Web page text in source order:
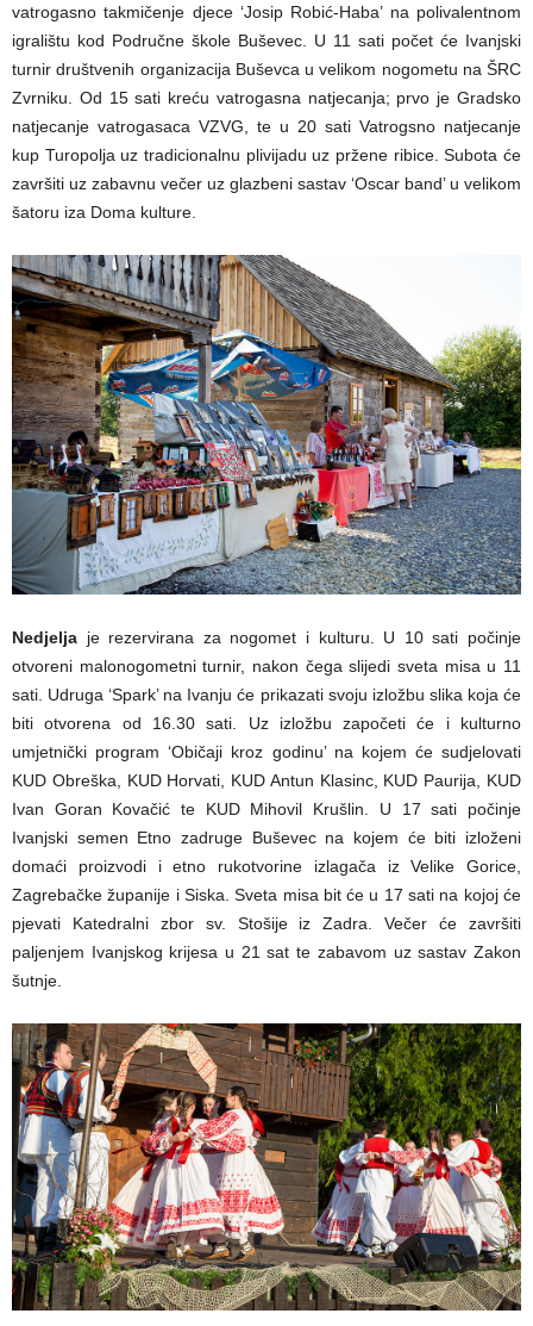
vatrogasno takmičenje djece ‘Josip Robić-Haba’ na polivalentnom
igralištu kod Područne škole Buševec. U 11 sati počet će Ivanjski
turnir društvenih organizacija Buševca u velikom nogometu na ŠRC
Zvrniku. Od 15 sati kreću vatrogasna natjecanja; prvo je Gradsko
natjecanje vatrogasaca VZVG, te u 20 sati Vatrogsno natjecanje
kup Turopolja uz tradicionalnu plivijadu uz pržene ribice. Subota će
završiti uz zabavnu večer uz glazbeni sastav ‘Oscar band’ u velikom
šatoru iza Doma kulture.
Nedjelja je rezervirana za nogomet i kulturu. U 10 sati počinje
otvoreni malonogometni turnir, nakon čega slijedi sveta misa u 11
sati. Udruga ‘Spark’ na Ivanju će prikazati svoju izložbu slika koja će
biti otvorena od 16.30 sati. Uz izložbu započeti će i kulturno
umjetnički program ‘Običaji kroz godinu’ na kojem će sudjelovati
KUD Obreška, KUD Horvati, KUD Antun Klasinc, KUD Paurija, KUD
Ivan Goran Kovačić te KUD Mihovil Krušlin. U 17 sati počinje
Ivanjski semen Etno zadruge Buševec na kojem će biti izloženi
domaći proizvodi i etno rukotvorine izlagača iz Velike Gorice,
Zagrebačke županije i Siska. Sveta misa bit će u 17 sati na kojoj će
pjevati Katedralni zbor sv. Stošije iz Zadra. Večer će završiti
paljenjem Ivanjskog krijesa u 21 sat te zabavom uz sastav Zakon
šutnje.